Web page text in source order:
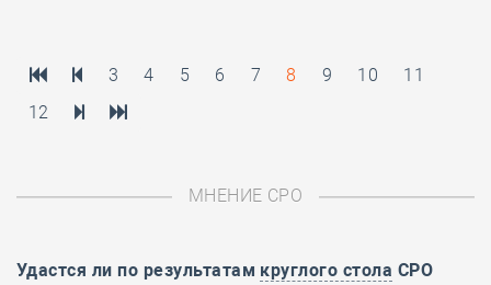
3 4 5 6 7 8 9 10
11
12
МНЕНИЕ СРО
Удастся ли по результатам круглого стола СРО